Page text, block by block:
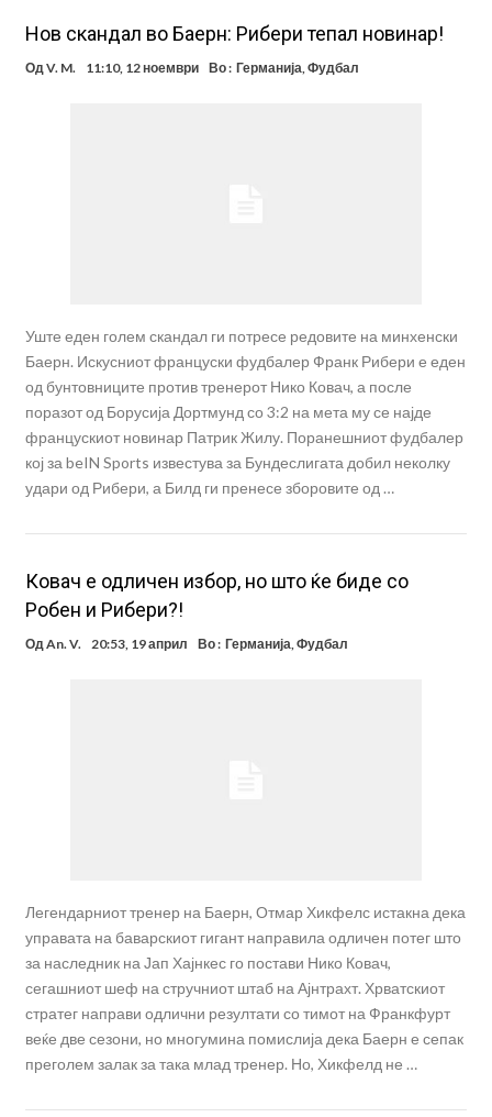
Нов скандал во Баерн: Рибери тепал новинар!
Од V. M. 11:10, 12 ноември Во : Германија Фудбал
Уште еден голем скандал ги потресе редовите на минхенски
Баерн. Искусниот француски фудбалер Франк Рибери е еден
од бунтовниците против тренерот Нико Ковач, а после
поразот од Борусија Дортмунд со 3:2 на мета му се најде
францускиот новинар Патрик Жилу. Поранешниот фудбалер
кој за beIN Sports известува за Бундеслигата добил неколку
удари од Рибери, а Билд ги пренесе зборовите од …
Ковач е одличен избор, но што ќе биде со
Робен и Рибери?!
ОдAn. V. 20:53, 19 април Во : Германија,Фудбал
Легендарниот тренер на Баерн, Отмар Хикфелс истакна дека
управата на баварскиот гигант направила одличен потег што
за наследник на Јап Хајнкес го постави Нико Ковач,
сегашниот шеф на стручниот штаб на Ајнтрахт. Хрватскиот
стратег направи одлични резултати со тимот на Франкфурт
веќе две сезони, но многумина помислија дека Баерн е сепак
преголем залак за така млад тренер. Но, Хикфелд не …